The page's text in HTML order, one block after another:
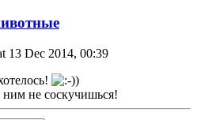
13 Dec 2014, 00:39
не соскучишься!